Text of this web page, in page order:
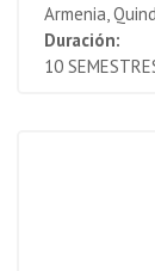
Armenia,
Duración:
10